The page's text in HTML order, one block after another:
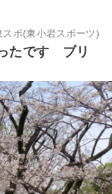
スポ(東小岩スポーツ)
たです ブリ